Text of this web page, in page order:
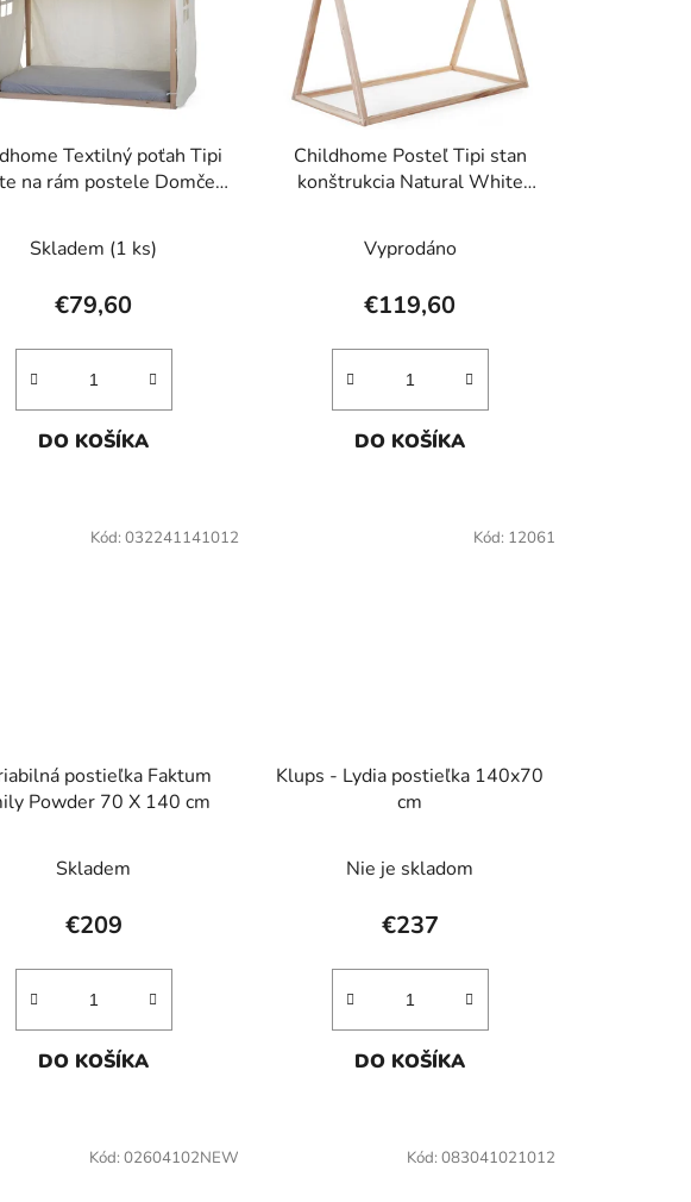
p
r
o
d
u
k
Textilný poťah Tipi
na rám postele Domček
Skladem (1 ks)
€79,60
DO KOŠÍKA
Childhome Posteľ Tipi stan
konštrukcia Natural White
Vyprodáno
€119,60
DO KOŠÍKA
postieľka Faktum
Powder 70 X 140 cm
Skladem
€209
DO KOŠÍKA
Kód: 032241141012
Klups - Lydia postieľka 140x70
cm
Nie je skladom
€237
DO KOŠÍKA
Kód: 12061
Kód: 02604102NEW Kód: 083041021012